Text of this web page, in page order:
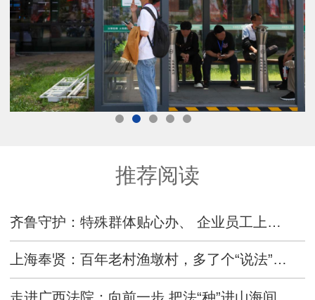
推荐阅读
齐鲁守护：特殊群体贴心办、 企业员工上门办，成武公安户政服务跑出便民利企加速度
上海奉贤：百年老村渔墩村，多了个“说法”的地方